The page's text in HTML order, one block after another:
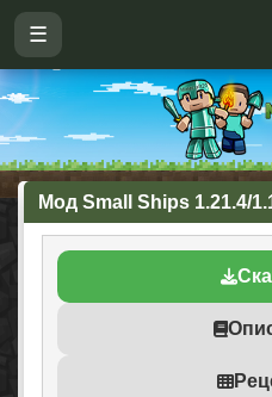
☰
Мод Small Ships 1.21.4/